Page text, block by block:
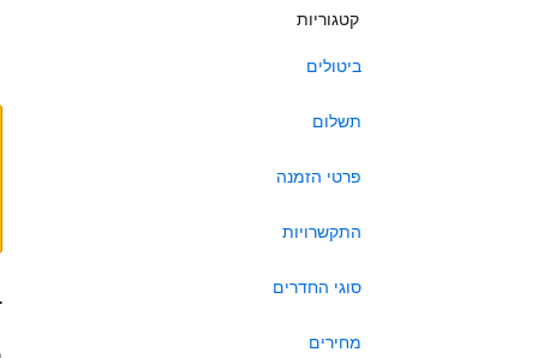
קטגוריות
ביטולים
תשלום
פרטי הזמנה
התקשרויות
סוגי החדרים
מחירים